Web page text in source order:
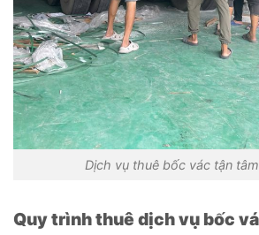
Dịch vụ thuê bốc vác tận
Quy trình thuê dịch vụ bốc